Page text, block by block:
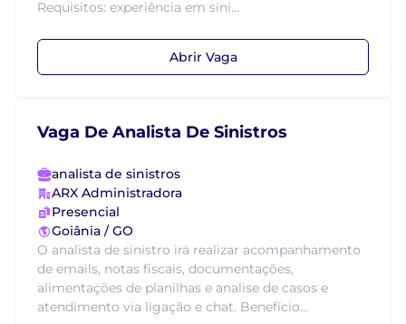
Requisitos: experiência em sini...
Abrir Vaga
Vaga De Analista De Sinistros
analista de sinistros
ARX Administradora
Presencial
Goiânia / GO
O analista de sinistro irá realizar acompanhamento
de emails, notas fiscais, documentações,
alimentações de planilhas e analise de casos e
atendimento via ligação e chat. Benefício...